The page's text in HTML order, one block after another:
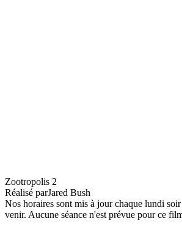
Zootropolis 2
Réalisé parJared Bush
Nos horaires sont mis à jour chaque lundi
venir. Aucune séance n'est prévue pour ce